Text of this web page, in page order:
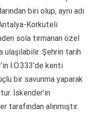
biri olup, aynı adı
Korkuteli
sola tırmanan özel
ulaşılabilir. Şehrin tarih
’in İ.Ö.333’de kenti
bir savunma yaparak
İskender’in
tarafından alınmıştır.